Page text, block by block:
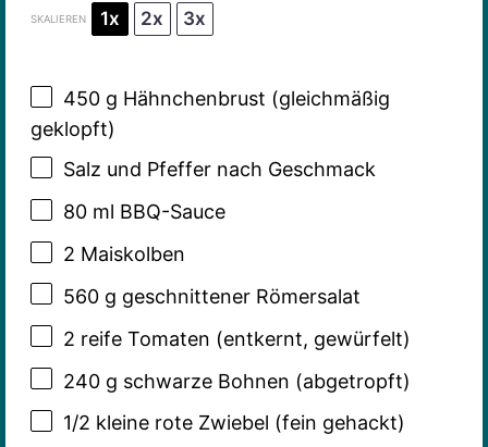
SKALIEREN 1x 2x 3x
450 g Hähnchenbrust (gleichmäßig
geklopft)
Salz und Pfeffer nach Geschmack
80ml BBQ-Sauce
2 Maiskolben
560 g geschnittener Römersalat
2 reife Tomaten (entkernt, gewürfelt)
240 g schwarze Bohnen (abgetropft)
1/2 kleine rote Zwiebel (fein gehackt)